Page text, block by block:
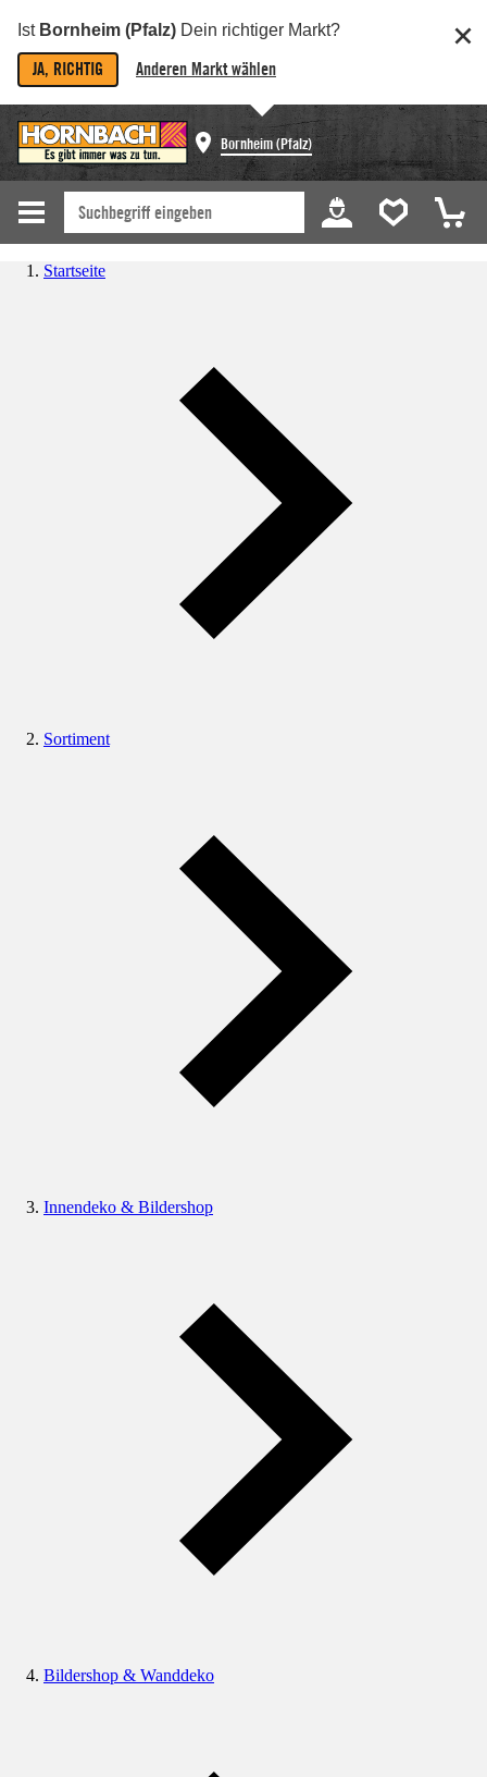
Ist Bornheim (Pfalz) Dein richtiger Markt?
JA, RICHTIG Anderen Markt wählen
Bornheim (Pfalz)
Startseite
Sortiment
Innendeko & Bildershop
Bildershop & Wanddeko